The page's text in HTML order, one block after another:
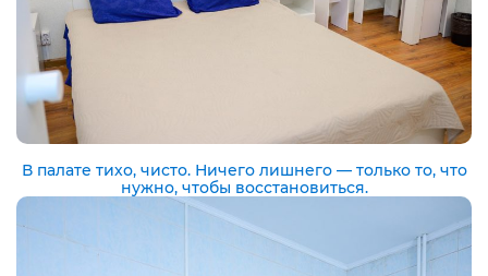
В палате тихо, чисто. Ничего лишнего — только то, что
нужно, чтобы восстановиться.